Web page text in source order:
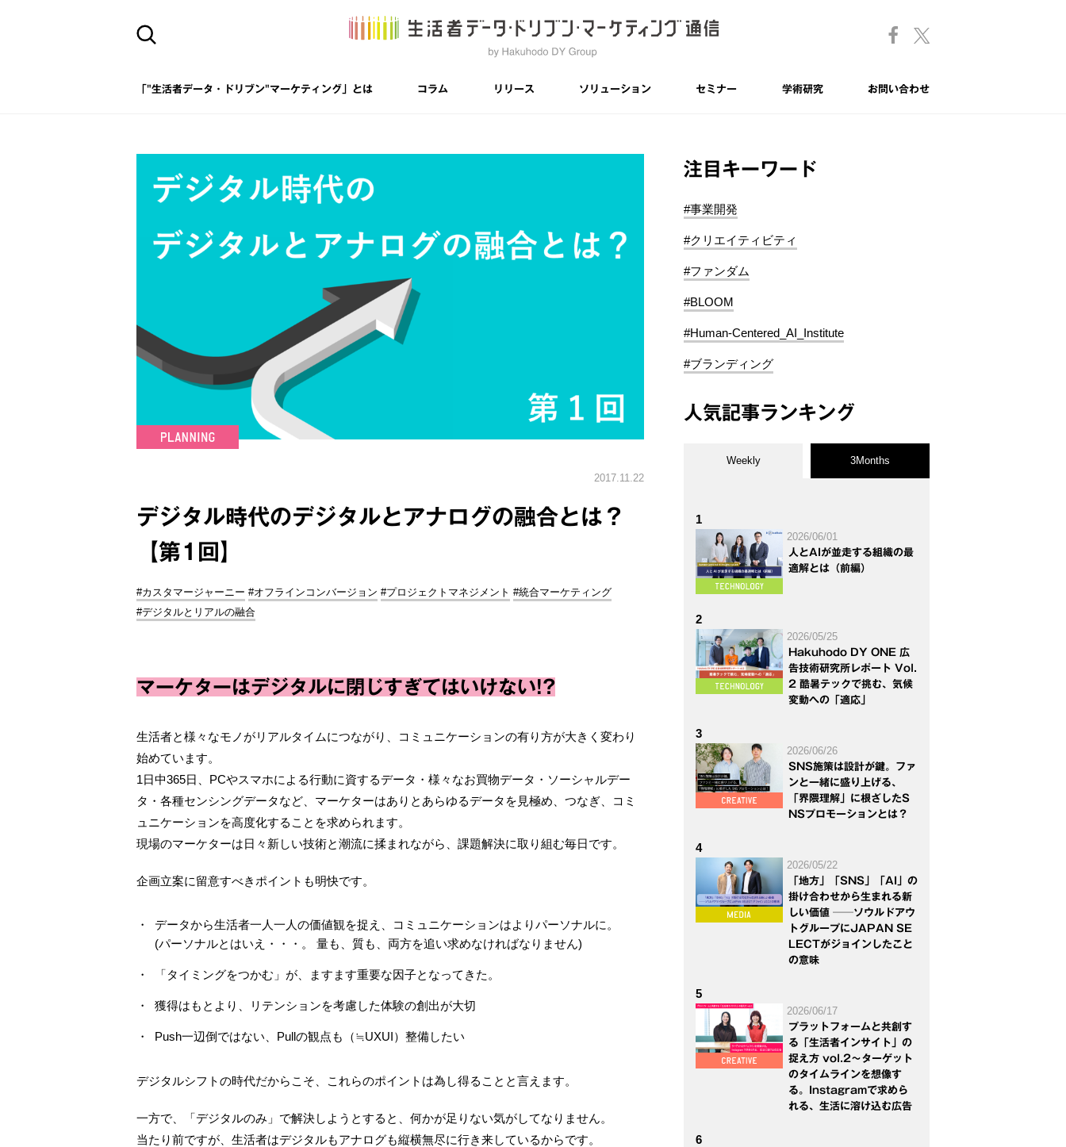
「"生活者データ・ドリブン"マーケティング」とは コラム リリース ソリューション セミナー 学術研究 お問い合わせ
2017.11.22
デジタル時代のデジタルとアナログの融合とは？
【第1回】
#カスタマージャーニー #オフラインコンバージョン #プロジェクトマネジメント #統合マーケティング
#デジタルとリアルの融合
マーケターはデジタルに閉じすぎてはいけない!?
生活者と様々なモノがリアルタイムにつながり、コミュニケーションの有り方が大きく変わり
始めています。
1日中365日、PCやスマホによる行動に資するデータ・様々なお買物データ・ソーシャルデー
タ・各種センシングデータなど、マーケターはありとあらゆるデータを見極め、つなぎ、コミ
ュニケーションを高度化することを求められます。
現場のマーケターは日々新しい技術と潮流に揉まれながら、課題解決に取り組む毎日です。
企画立案に留意すべきポイントも明快です。
データから生活者一人一人の価値観を捉え、コミュニケーションはよりパーソナルに。
(パーソナルとはいえ・・・。 量も、質も、両方を追い求めなければなりません)
「タイミングをつかむ」が、ますます重要な因子となってきた。
獲得はもとより、リテンションを考慮した体験の創出が大切
Push一辺倒ではない、Pullの観点も（≒UXUI）整備したい
デジタルシフトの時代だからこそ、これらのポイントは為し得ることと言えます。
一方で、「デジタルのみ」で解決しようとすると、何かが足りない気がしてなりません。
当たり前ですが、生活者はデジタルもアナログも縦横無尽に行き来しているからです。
注目キーワード
#事業開発
#クリエイティビティ
#ファンダム
#BLOOM
#Human-Centered_AI_Institute
#ブランディング
人気記事ランキング
Weekly 3Months
1
2026/06/01
人とAIが並走する組織の最
適解とは（前編）
2
2026/05/25
Hakuhodo DY ONE 広
告技術研究所レポート Vol.
2 酷暑テックで挑む、気候
変動への「適応」
3
2026/06/26
SNS施策は設計が鍵。ファ
ンと一緒に盛り上げる、
「界隈理解」に根ざしたS
NSプロモーションとは？
4
2026/05/22
「地方」「SNS」「AI」の
掛け合わせから生まれる新
しい価値 ──ソウルドアウ
トグループにJAPAN SE
LECTがジョインしたこと
の意味
5
2026/06/17
プラットフォームと共創す
る「生活者インサイト」の
捉え方 vol.2～ターゲット
のタイムラインを想像す
る。Instagramで求めら
れる、生活に溶け込む広告
6